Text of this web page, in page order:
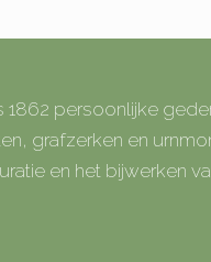
1862 persoonlijke
grafzerken en
en het bijwerken